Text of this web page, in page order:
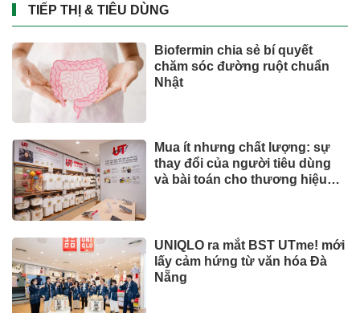
TIẾP THỊ & TIÊU DÙNG
Biofermin chia sẻ bí quyết
chăm sóc đường ruột chuẩn
Nhật
Mua ít nhưng chất lượng: sự
thay đổi của người tiêu dùng
và bài toán cho thương hiệu
UNIQLO ra mắt BST UTme! mới
lấy cảm hứng từ văn hóa Đà
Nẵng